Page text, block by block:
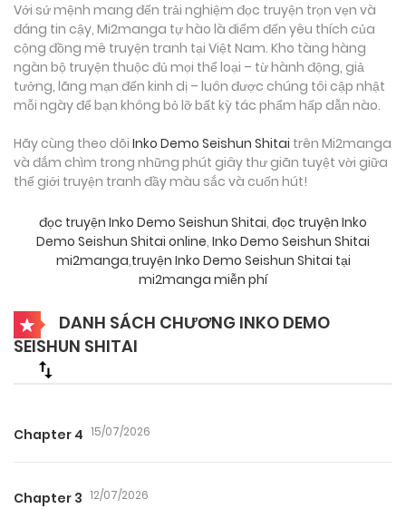
Với sứ mệnh mang đến trải nghiệm đọc truyện trọn vẹn và
đáng tin cậy, Mi2manga tự hào là điểm đến yêu thích của
cộng đồng mê truyện tranh tại Việt Nam. Kho tàng hàng
ngàn bộ truyện thuộc đủ mọi thể loại – từ hành động, giả
tưởng, lãng mạn đến kinh dị – luôn được chúng tôi cập nhật
mỗi ngày để bạn không bỏ lỡ bất kỳ tác phẩm hấp dẫn nào.
Hãy cùng theo dõi Inko Demo Seishun Shitai trên Mi2manga
và đắm chìm trong những phút giây thư giãn tuyệt vời giữa
thế giới truyện tranh đầy màu sắc và cuốn hút!
đọc truyện Inko Demo Seishun Shitai, đọc truyện Inko
Demo Seishun Shitai online, Inko Demo Seishun Shitai
mi2manga,truyện Inko Demo Seishun Shitai tại
mi2manga miễn phí
DANH SÁCH CHƯƠNG INKO DEMO
SEISHUN SHITAI
Chapter 4 15/07/2026
Chapter 3 12/07/2026